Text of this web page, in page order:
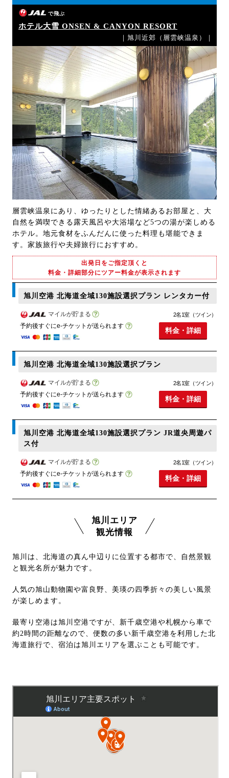
で飛ぶ
ホテル大雪 ONSEN & CANYON RESORT
｜旭川近郊（層雲峡温泉）｜
層雲峡温泉にあり、ゆったりとした情緒あるお部屋と、大
自然を満喫できる露天風呂や大浴場など5つの湯が楽しめる
ホテル。地元食材をふんだんに使った料理も堪能できま
す。家族旅行や夫婦旅行におすすめ。
出発日をご指定頂くと
料金・詳細部分にツアー料金が表示されます
旭川空港 北海道全域130施設選択プラン レンタカー付
マイルが貯まる
予約後すぐにe-チケットが送られます
2名1室（ツイン）
料金・詳細
旭川空港 北海道全域130施設選択プラン
マイルが貯まる
予約後すぐにe-チケットが送られます
2名1室（ツイン）
料金・詳細
旭川空港 北海道全域130施設選択プラン JR道央周遊パ
ス付
マイルが貯まる
予約後すぐにe-チケットが送られます
2名1室（ツイン）
料金・詳細
旭川エリア
観光情報
旭川は、北海道の真ん中辺りに位置する都市で、自然景観
と観光名所が魅力です。
人気の旭山動物園や富良野、美瑛の四季折々の美しい風景
が楽しめます。
最寄り空港は旭川空港ですが、新千歳空港や札幌から車で
約2時間の距離なので、便数の多い新千歳空港を利用した北
海道旅行で、宿泊は旭川エリアを選ぶことも可能です。